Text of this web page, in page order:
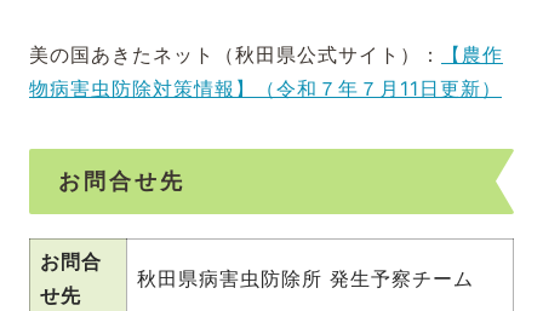
美の国あきたネット（秋田県公式サイト）：
【農作
物病害虫防除対策情報】（令和７年７月11日更新）
お問合せ先
お問合
せ先
秋田県病害虫防除所 発生予察チーム